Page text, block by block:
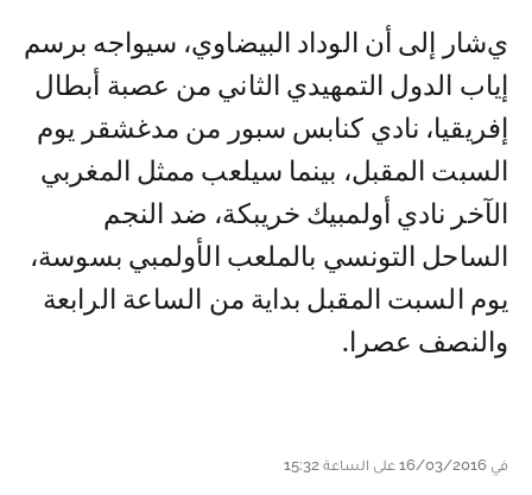
يشار إلى أن الوداد البيضاوي، سيواجه برسم
إياب الدول التمهيدي الثاني من عصبة أبطال
إفريقيا، نادي كنابس سبور من مدغشقر يوم
السبت المقبل، بينما سيلعب ممثل المغربي
الآخر نادي أولمبيك خريبكة، ضد النجم
الساحل التونسي بالملعب الأولمبي بسوسة،
يوم السبت المقبل بداية من الساعة الرابعة
والنصف عصرا.
في 16/03/2016 على الساعة 15:32